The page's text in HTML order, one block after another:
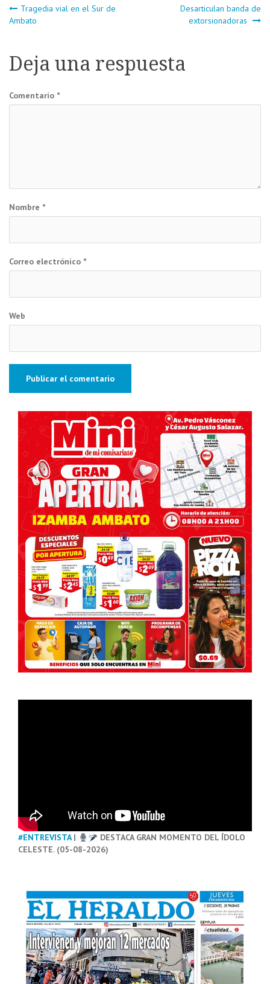
Navegación
entradas
Tragedia vial en el Sur de
Ambato
Desarticulan banda de
extorsionadoras
Deja una respuesta
Comentario *
Nombre *
Correo electrónico *
Web
#ENTREVISTA|
DESTACA GRAN MOMENTO DEL ÍDOLO
CELESTE. (05-08-2026)